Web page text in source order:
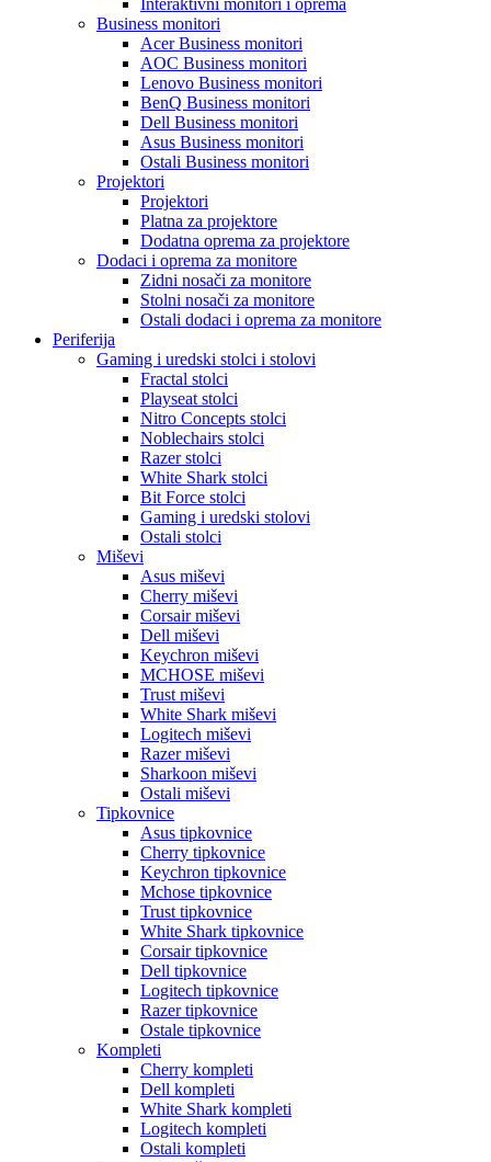
Interaktivni monitori i oprema
Business monitori
Acer Business monitori
AOC Business monitori
Lenovo Business monitori
BenQ Business monitori
Dell Business monitori
Asus Business monitori
Ostali Business monitori
Projektori
Projektori
Platna za projektore
Dodatna oprema za projektore
Dodaci i oprema za monitore
Zidni nosači za monitore
Stolni nosači za monitore
Ostali dodaci i oprema za monitore
Periferija
Gaming i uredski stolci i stolovi
Fractal stolci
Playseat stolci
Nitro Concepts stolci
Noblechairs stolci
Razer stolci
White Shark stolci
Bit Force stolci
Gaming i uredski stolovi
Ostali stolci
Miševi
Asus miševi
Cherry miševi
Corsair miševi
Dell miševi
Keychron miševi
MCHOSE miševi
Trust miševi
White Shark miševi
Logitech miševi
Razer miševi
Sharkoon miševi
Ostali miševi
Tipkovnice
Asus tipkovnice
Cherry tipkovnice
Keychron tipkovnice
Mchose tipkovnice
Trust tipkovnice
White Shark tipkovnice
Corsair tipkovnice
Dell tipkovnice
Logitech tipkovnice
Razer tipkovnice
Ostale tipkovnice
Kompleti
Cherry kompleti
Dell kompleti
White Shark kompleti
Logitech kompleti
Ostali kompleti